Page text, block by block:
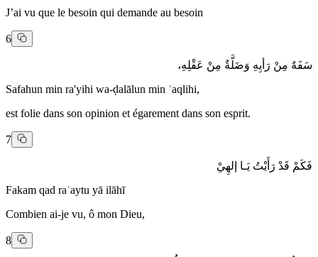
J’ai vu que le besoin qui demande au besoin
6
سَفَهٌ مِنْ رَأيِهِ وَضَلَّةٌ مِنْ عَقْلِهِ،
Safahun min ra'yihi wa-ḍalālun min ʿaqlihi,
est folie dans son opinion et égarement dans son esprit.
7
فَكَمْ قَدْ رَأَيْتُ يَـا إلهِيْ
Fakam qad raʾaytu yā ilāhī
Combien ai-je vu, ô mon Dieu,
8